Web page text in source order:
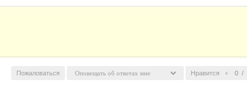
Нравится 0 /
Пожаловаться